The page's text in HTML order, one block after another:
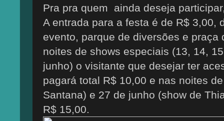
Pra pra quem ainda deseja
A entrada para a festa é de R$ 3,00,
evento, parque de diversões e praça
noites de shows especiais (13, 14,
junho) o visitante que desejar ter
pagará total R$ 10,00 e nas noites
Santana) e 27 de junho (show de
R$ 15,00.